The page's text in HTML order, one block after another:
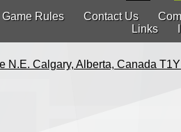
Game Rules Contact Us
Links
N.E. Calgary, Alberta, Canada